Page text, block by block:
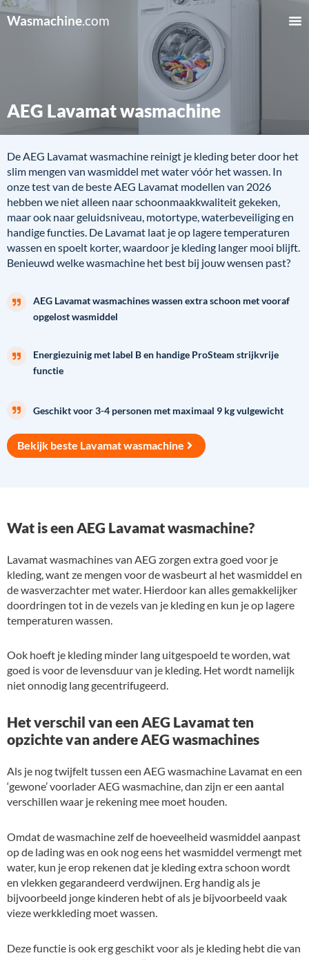
Wasmachine.com
AEG Lavamat wasmachine
De AEG Lavamat wasmachine reinigt je kleding beter door het
slim mengen van wasmiddel met water vóór het wassen. In
onze test van de beste AEG Lavamat modellen van 2026
hebben we niet alleen naar schoonmaakkwaliteit gekeken,
maar ook naar geluidsniveau, motortype, waterbeveiliging en
handige functies. De Lavamat laat je op lagere temperaturen
wassen en spoelt korter, waardoor je kleding langer mooi blijft.
Benieuwd welke wasmachine het best bij jouw wensen past?
AEG Lavamat wasmachines wassen extra schoon met vooraf
opgelost wasmiddel
Energiezuinig met label B en handige ProSteam strijkvrije
functie
Geschikt voor 3-4 personen met maximaal 9 kg vulgewicht
Bekijk beste Lavamat wasmachine
Wat is een AEG Lavamat wasmachine?
Lavamat wasmachines van AEG zorgen extra goed voor je
kleding, want ze mengen voor de wasbeurt al het wasmiddel en
de wasverzachter met water. Hierdoor kan alles gemakkelijker
doordringen tot in de vezels van je kleding en kun je op lagere
temperaturen wassen.
Ook hoeft je kleding minder lang uitgespoeld te worden, wat
goed is voor de levensduur van je kleding. Het wordt namelijk
niet onnodig lang gecentrifugeerd.
Het verschil van een AEG Lavamat ten
opzichte van andere AEG wasmachines
Als je nog twijfelt tussen een AEG wasmachine Lavamat en een
‘gewone’ voorlader AEG wasmachine, dan zijn er een aantal
verschillen waar je rekening mee moet houden.
Omdat de wasmachine zelf de hoeveelheid wasmiddel aanpast
op de lading was en ook nog eens het wasmiddel vermengt met
water, kun je erop rekenen dat je kleding extra schoon wordt
en vlekken gegarandeerd verdwijnen. Erg handig als je
bijvoorbeeld jonge kinderen hebt of als je bijvoorbeeld vaak
vieze werkkleding moet wassen.
Deze functie is ook erg geschikt voor als je kleding hebt die van